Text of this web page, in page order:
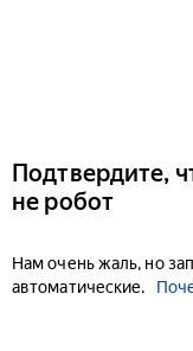
Подтвердите,
не робот
Нам очень жаль, но
автоматические.